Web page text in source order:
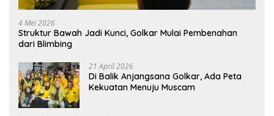
4 Mei 2026
Struktur Bawah Jadi Kunci, Golkar Mulai Pembenahan
dari Blimbing
21 April 2026
Di Balik Anjangsana Golkar, Ada Peta
Kekuatan Menuju Muscam